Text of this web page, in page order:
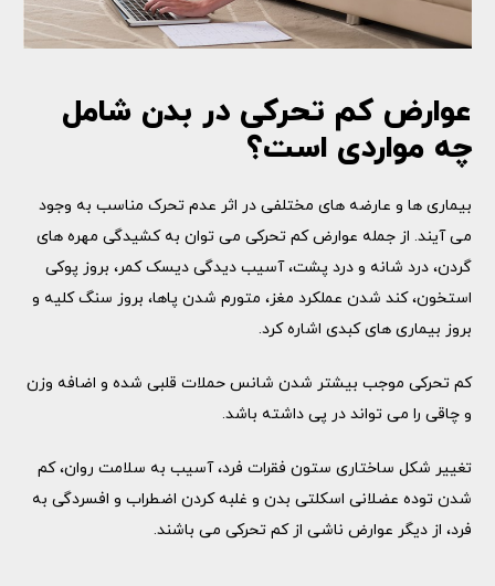
عوارض کم تحرکی در بدن شامل
چه مواردی است؟
بیماری ها و عارضه های مختلفی در اثر عدم تحرک مناسب به وجود
می آیند. از جمله عوارض کم تحرکی می توان به کشیدگی مهره های
گردن، درد شانه و درد پشت، آسیب دیدگی دیسک کمر، بروز پوکی
استخون، کند شدن عملکرد مغز، متورم شدن پاها، بروز سنگ کلیه و
بروز بیماری های کبدی اشاره کرد.
کم تحرکی موجب بیشتر شدن شانس حملات قلبی شده و اضافه وزن
و چاقی را می تواند در پی داشته باشد.
تغییر شکل ساختاری ستون فقرات فرد، آسیب به سلامت روان، کم
شدن توده عضلانی اسکلتی بدن و غلبه کردن اضطراب و افسردگی به
فرد، از دیگر عوارض ناشی از کم تحرکی می باشند.